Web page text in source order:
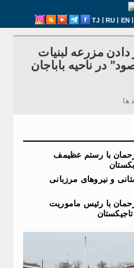
TJ | RU | EN |
دادن مزرعه لبنیات
در ناحیه باباجان
با رستم عظیمف
و نیروهای مرزبانی
با رئیس ماموریت